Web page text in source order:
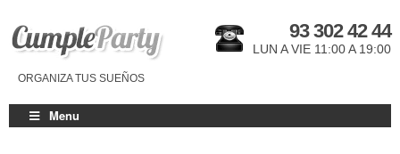
ORGANIZA TUS SUEÑOS
93 302 42 44
LUN A VIE 11:00 A 19:00
Menu